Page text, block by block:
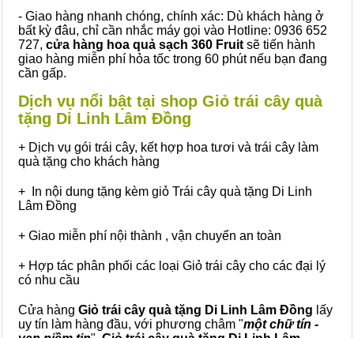
- Giao hàng nhanh chóng, chính xác: Dù khách hàng ở
bất kỳ đâu, chỉ cần nhắc máy gọi vào Hotline: 0936 652
727, cửa hàng hoa quả sạch 360 Fruit sẽ tiến hành
giao hàng miễn phí hỏa tốc trong 60 phút nếu bạn đang
cần gấp.
Dịch vụ nổi bật tại shop Giỏ trái cây quà
tặng Di Linh Lâm Đồng
+ Dịch vụ gói trái cây, kết hợp hoa tươi và trái cây làm
quà tặng cho khách hàng
+ In nội dung tặng kèm giỏ Trái cây quà tặng Di Linh
Lâm Đồng
+ Giao miễn phí nội thành , vận chuyển an toàn
+ Hợp tác phân phối các loại Giỏ trái cây cho các đại lý
có nhu cầu
Cửa hàng Giỏ trái cây quà tặng Di Linh Lâm Đồng lấy
uy tín làm hàng đầu, với phương châm "một chữ tín -